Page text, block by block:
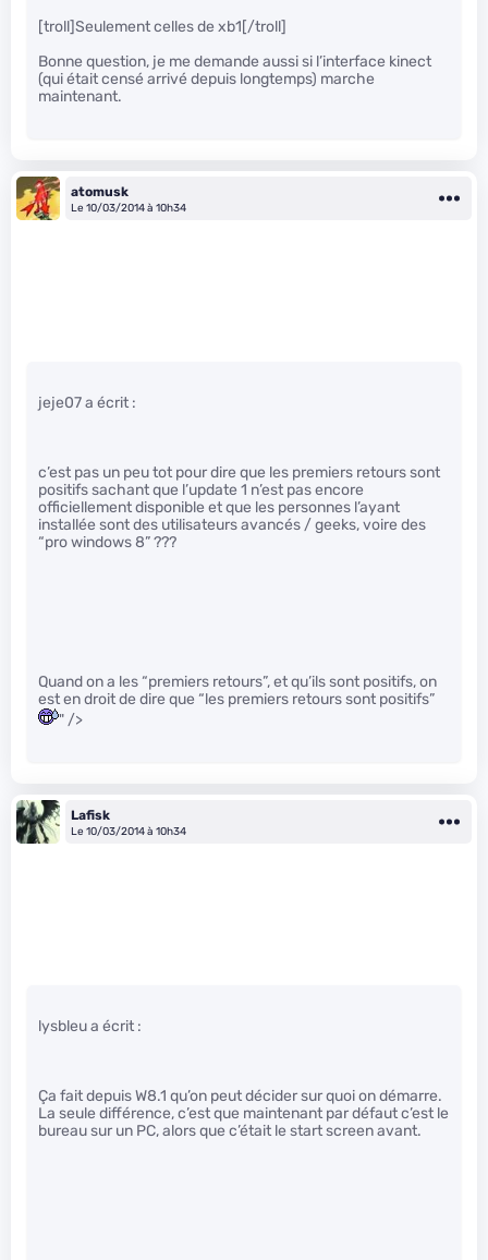
[troll]Seulement celles de xb1[/troll]
Bonne question, je me demande aussi si l’interface kinect
(qui était censé arrivé depuis longtemps) marche
maintenant.
atomusk
Le 10/03/2014 à 10h34
jeje07 a écrit :
c’est pas un peu tot pour dire que les premiers retours sont
positifs sachant que l’update 1 n’est pas encore
officiellement disponible et que les personnes l’ayant
installée sont des utilisateurs avancés / geeks, voire des
“pro windows 8” ???
Quand on a les “premiers retours”, et qu’ils sont positifs, on
est en droit de dire que “les premiers retours sont positifs”
" />
Lafisk
Le 10/03/2014 à 10h34
lysbleu a écrit :
Ça fait depuis W8.1 qu’on peut décider sur quoi on démarre.
La seule différence, c’est que maintenant par défaut c’est le
bureau sur un PC, alors que c’était le start screen avant.